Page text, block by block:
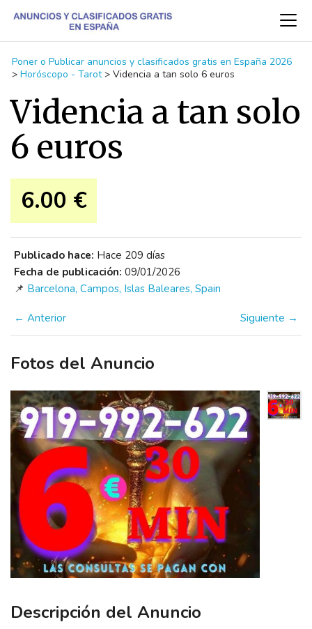
Poner o Publicar anuncios y clasificados gratis en España 2026
> Horóscopo - Tarot > Videncia a tan solo 6 euros
Videncia a tan solo
6 euros
6.00 €
Publicado hace: Hace 209 días
Fecha de publicación: 09/01/2026
📌 Barcelona, Campos, Islas Baleares, Spain
← Anterior Siguiente →
Fotos del Anuncio
Descripción del Anuncio